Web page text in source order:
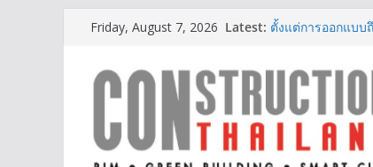
content
Friday, August 7, 2026 Latest: ผู้เชี่ยวชาญด้านวิ
สะดวกยิ่งขึ้น ภาย
BCT Expo 2026
Construction &
เหมืองแร่สู่สังคม
ลลิล พร็อพเพอร์ตี้